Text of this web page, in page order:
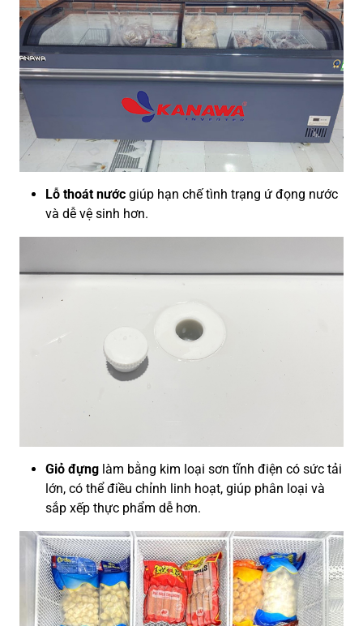
Lỗ thoát nước giúp hạn chế tình trạng ứ đọng nước
và dễ vệ sinh hơn.
Giỏ đựng làm bằng kim loại sơn tĩnh điện có sức tải
lớn, có thể điều chỉnh linh hoạt, giúp phân loại và
sắp xếp thực phẩm dễ hơn.